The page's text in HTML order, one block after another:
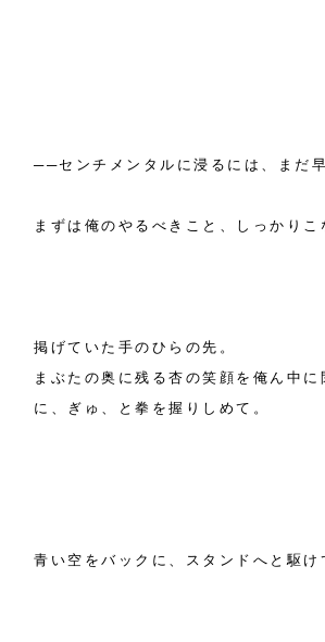
──センチメンタルに浸るには、まだ早
まずは俺のやるべきこと、しっかりこ
掲げていた手のひらの先。
まぶたの奥に残る杏の笑顔を俺ん中に
に、ぎゅ、と拳を握りしめて。
青い空をバックに、スタンドへと駆け